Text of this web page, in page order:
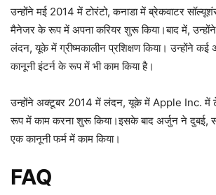
उन्होंने मई 2014 में टोरंटो, कनाडा में ब्रेकवाटर
मैनेजर के रूप में अपना करियर शुरू किया।बाद में, उन्होंने
लंदन, यूके में ग्रीष्मकालीन प्रशिक्षण किया। उन्होंने
कानूनी इंटर्न के रूप में भी काम किया है।
उन्होंने अक्टूबर 2014 में लंदन, यूके में Apple Inc. में
रूप में काम करना शुरू किया।इसके बाद अर्जुन ने दुबई,
एक कानूनी फर्म में काम किया।
FAQ